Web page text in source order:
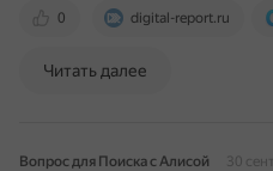
0 digital-report.ru
Читать далее
Вопрос для Поиска с Алисой
30